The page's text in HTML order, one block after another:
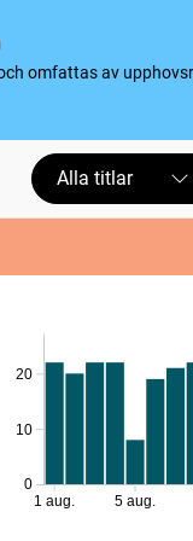
omfattas av
Alla titlar
0
10
20
1 aug. 5 aug.